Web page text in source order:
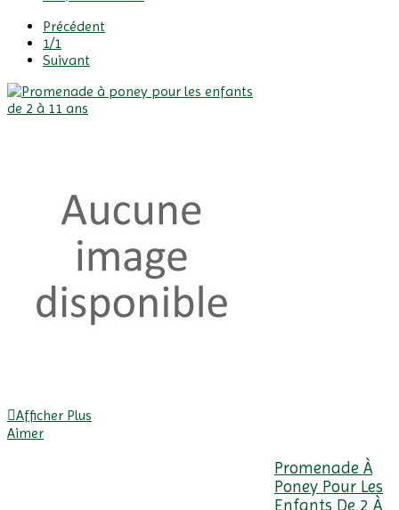
Précédent
1/1
Suivant
Afficher Plus
Aimer
Promenade À
Poney Pour Les
Enfants De 2 À